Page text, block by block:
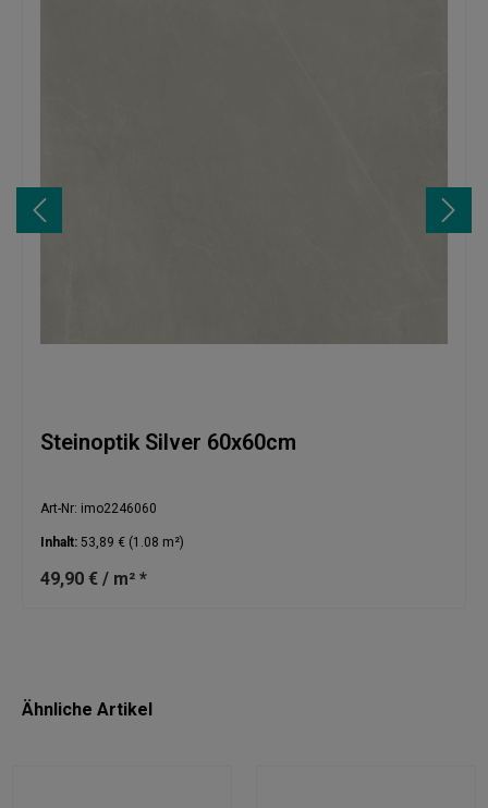
Steinoptik Silver 60x60cm
Art-Nr: imo2246060
Inhalt: 53,89 € (1.08 m²)
49,90 € / m² *
Ähnliche Artikel